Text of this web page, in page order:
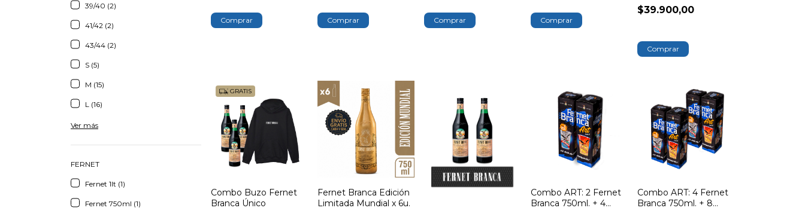
39/40 (2)
41/42 (2)
43/44 (2)
S (5)
M (15)
L (16)
Ver más
FERNET
Fernet 1lt (1)
Fernet 750ml (1)
$39.900,00
GRATIS
Combo Buzo Fernet
Branca Único
Fernet Branca Edición
Limitada Mundial x 6u.
Combo ART: 2 Fernet
Branca 750ml. + 4
Combo ART: 4 Fernet
Branca 750ml. + 8